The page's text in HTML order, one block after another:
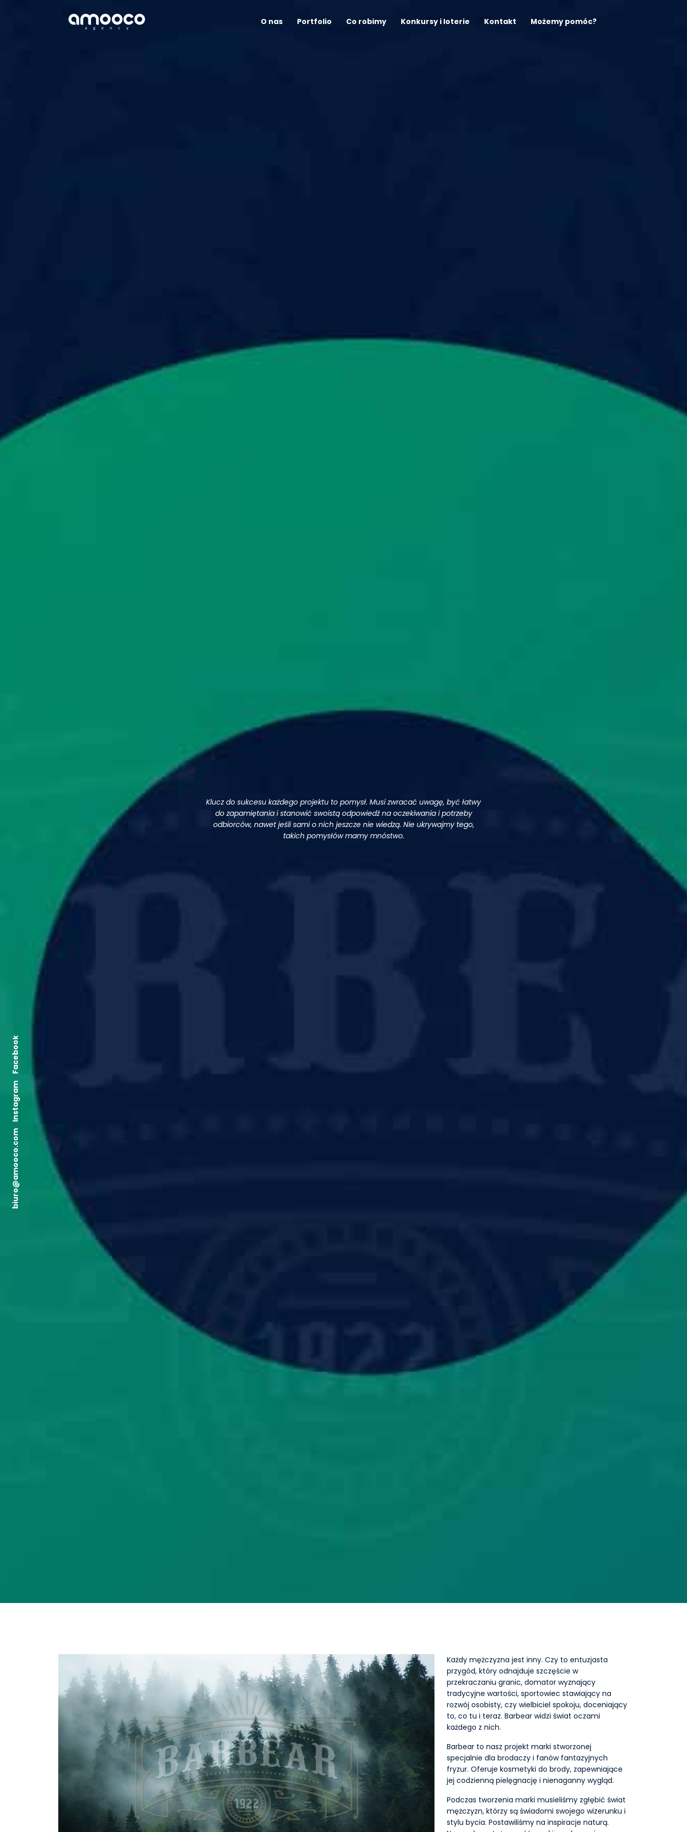
biuro@amooco.com
Instagram
Facebook
O nas Portfolio Co robimy Konkursy i loterie Kontakt Możemy pomóc?
Klucz do sukcesu każdego projektu to pomysł. Musi zwracać uwagę, być łatwy
do zapamiętania i stanowić swoistą odpowiedź na oczekiwania i potrzeby
odbiorców, nawet jeśli sami o nich jeszcze nie wiedzą. Nie ukrywajmy tego,
takich pomysłów mamy mnóstwo.
Każdy mężczyzna jest inny. Czy to entuzjasta
przygód, który odnajduje szczęście w
przekraczaniu granic, domator wyznający
tradycyjne wartości, sportowiec stawiający na
rozwój osobisty, czy wielbiciel spokoju, doceniający
to, co tu i teraz. Barbear widzi świat oczami
każdego z nich.
Barbear to nasz projekt marki stworzonej
specjalnie dla brodaczy i fanów fantazyjnych
fryzur. Oferuje kosmetyki do brody, zapewniające
jej codzienną pielęgnację i nienaganny wygląd.
Podczas tworzenia marki musieliśmy zgłębić świat
mężczyzn, którzy są świadomi swojego wizerunku i
stylu bycia. Postawiliśmy na inspiracje naturą.